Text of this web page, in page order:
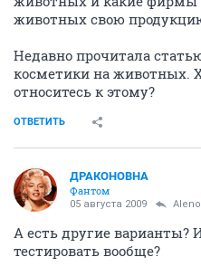
Тестирование
8190
veteran
05 августа 2009